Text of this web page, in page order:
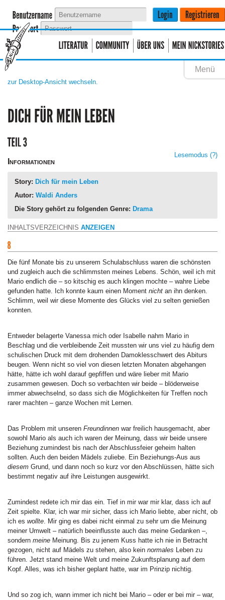
Menü
zur Desktop-Ansicht wechseln.
Lesemodus (?)
Informationen
Story: Dich für mein Leben
Autor: Waldi Anders
Die Story gehört zu folgenden Genre: Drama
INHALTSVERZEICHNIS ANZEIGEN
Die fünf Monate bis zu unserem Schulabschluss waren die schönsten
und zugleich auch die schlimmsten meines Lebens. Schön, weil ich mit
Mario endlich die – so kitschig es auch klingen mochte – wahre Liebe
gefunden hatte. Ich konnte kaum einen Moment nicht an ihn denken.
Schlimm, weil wir diese Momente des Glücks viel zu selten genießen
konnten.
Entweder belagerte Vanessa mich oder Isabelle nahm Mario in
Beschlag und die verbleibende Zeit mussten wir uns viel zu häufig dem
schulischen Druck mit dem drohenden Damoklesschwert des Abiturs
beugen. Wenn nicht so viel von diesen letzten Monaten abgehangen
hätte, hätte ich wohl darauf gepfiffen und wäre lieber mit Mario
zusammen gewesen. Doch so verbachten wir beide – blöderweise
immer abwechselnd, so dass sich die Möglichkeiten für Treffen noch
rarer machten – ganze Wochen mit Lernen.
Das Problem mit unseren Freundinnen war freilich hausgemacht, aber
sowohl Mario als auch ich waren der Meinung, dass wir beide unsere
Beziehung zumindest bis nach der Abschlussfeier geheim halten
sollten. Auch den beiden Mädels zuliebe. Ein Beziehungs-Aus aus
diesem Grund, und dann noch so kurz vor den Abschlüssen, hätte sich
bestimmt negativ auf ihre Leistungen ausgewirkt.
Zumindest redete ich mir das ein. Tief in mir war mir klar, dass ich auf
Zeit spielte. Klar, ich war mir sicher, dass ich Mario liebte, aber nicht, ob
ich es wollte. Mir ging es dabei nicht einmal zu sehr um die Meinung
meiner Umwelt – natürlich beeinflusste auch das meine Gedanken –,
sondern meine Meinung. Bis zu jenem Kuss hatte ich nie in Betracht
gezogen, nicht auf Mädels zu stehen, also kein normales Leben zu
führen. Jetzt stand meine Welt und meine Zukunftsplanung auf dem
Kopf. Alles, was ich bisher geplant hatte, war im Prinzip nichtig.
Und so zog ich, wann immer ich nicht bei Mario – oder er bei mir – war,